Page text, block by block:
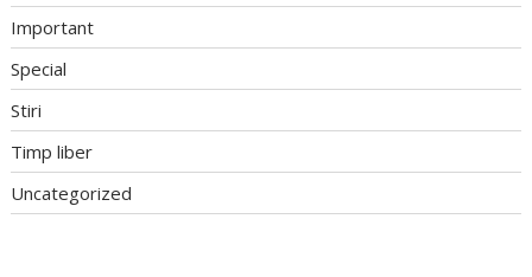
Important
Special
Stiri
Timp liber
Uncategorized